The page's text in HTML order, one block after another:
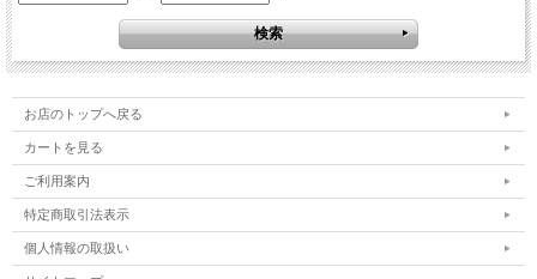
お店のトップへ戻る
カートを見る
ご利用案内
特定商取引法表示
個人情報の取扱い